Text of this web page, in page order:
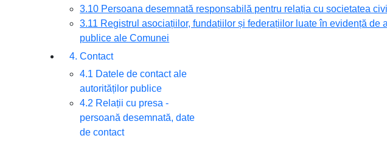
3.10 Persoana desemnată responsabilă pentru relația cu societatea
3.11 Registrul asociațiilor, fundațiilor și federațiilor luate în evidență de
publice ale Comunei
4. Contact
4.1 Datele de contact ale
autorităților publice
4.2 Relații cu presa -
persoană desemnată, date
de contact